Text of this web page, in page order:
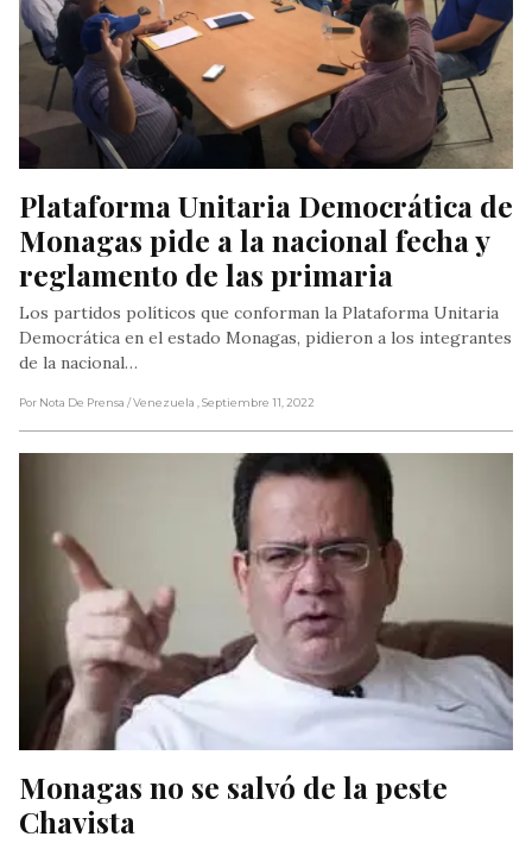
Plataforma Unitaria Democrática de
Monagas pide a la nacional fecha y
reglamento de las primaria
Los partidos políticos que conforman la Plataforma Unitaria
Democrática en el estado Monagas, pidieron a los integrantes
de la nacional…
Por Nota De Prensa / Venezuela , Septiembre 11, 2022
Monagas no se salvó de la peste
Chavista